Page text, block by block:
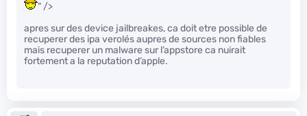
" />
apres sur des device jailbreakes, ca doit etre possible de
recuperer des ipa verolés aupres de sources non fiables
mais recuperer un malware sur l’appstore ca nuirait
fortement a la reputation d’apple.